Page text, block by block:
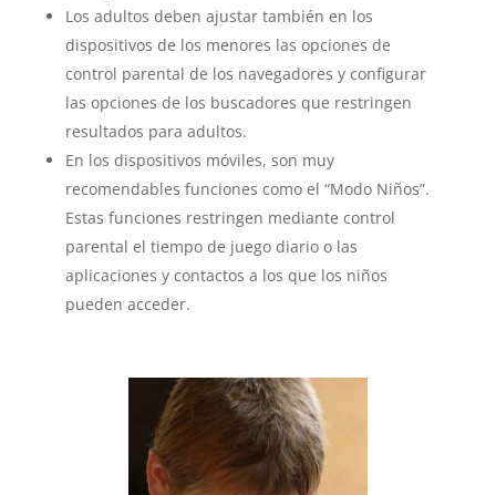
Los adultos deben ajustar también en los
dispositivos de los menores las opciones de
control parental de los navegadores y configurar
las opciones de los buscadores que restringen
resultados para adultos.
En los dispositivos móviles, son muy
recomendables funciones como el “Modo Niños”.
Estas funciones restringen mediante control
parental el tiempo de juego diario o las
aplicaciones y contactos a los que los niños
pueden acceder.